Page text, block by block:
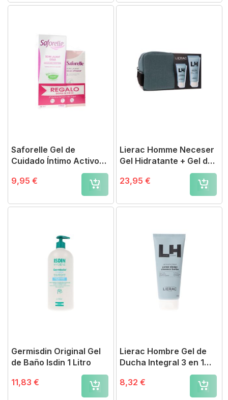
Saforelle Gel de
Cuidado Íntimo Activo
9,95 €
Lierac Homme Neceser
Gel Hidratante + Gel de
23,95 €
Germisdin Original Gel
de Baño Isdin 1 Litro
11,83 €
Lierac Hombre Gel de
Ducha Integral 3 en 1
8,32 €